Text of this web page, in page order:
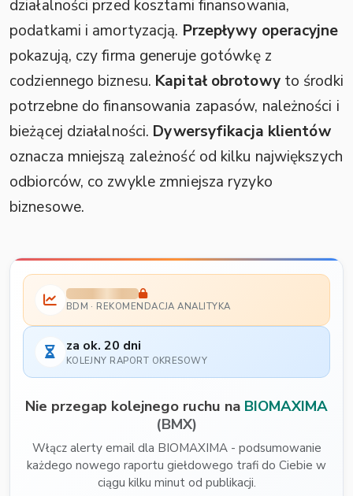
działalności przed kosztami finansowania,
podatkami i amortyzacją. Przepływy operacyjne
pokazują, czy firma generuje gotówkę z
codziennego biznesu. Kapitał obrotowyto środki
potrzebne do finansowania zapasów, należności i
bieżącej działalności. Dywersyfikacja klientów
oznacza mniejszą zależność od kilku największych
odbiorców, co zwykle zmniejsza ryzyko
biznesowe.
BDM · REKOMENDACJA ANALITYKA
za ok. 20 dni
KOLEJNY RAPORT OKRESOWY
Nie przegap kolejnego ruchu na BIOMAXIMA
(BMX)
Włącz alerty email dla BIOMAXIMA - podsumowanie
każdego nowego raportu giełdowego trafi do Ciebie w
ciągu kilku minut od publikacji.